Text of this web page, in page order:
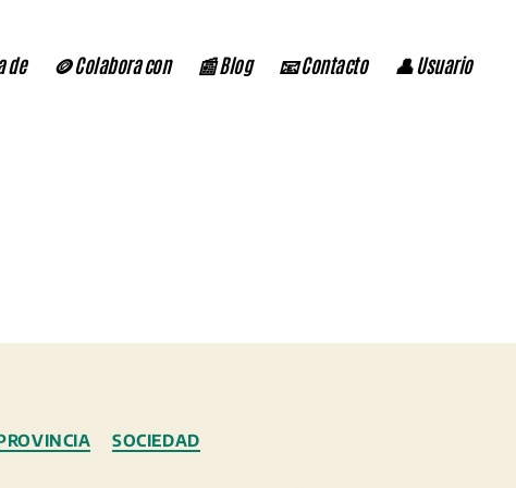
de 🪙 Colabora con 📰 Blog 📧 Contacto 👤 Usuario
SOCIEDAD